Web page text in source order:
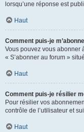
lorsqu’une réponse est
Haut
Comment puis-je
Vous pouvez vous abonner
« S’abonner au forum »
Haut
Comment puis-je résilier
Pour résilier vos
contrôle de l’utilisateur et
Haut